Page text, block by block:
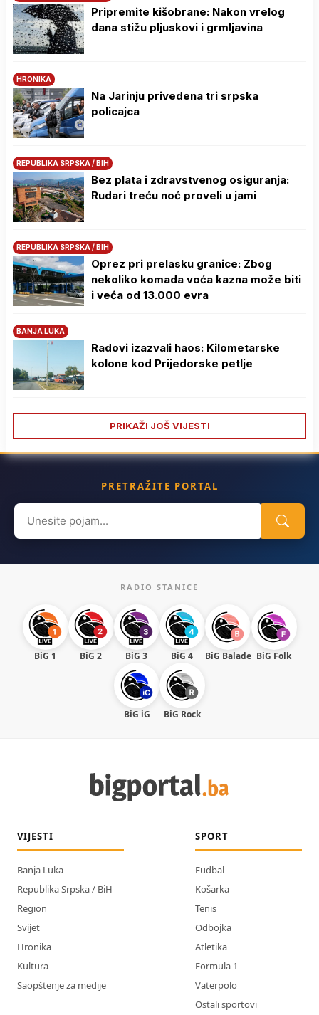
Pripremite kišobrane: Nakon vrelog
dana stižu pljuskovi i grmljavina
HRONIKA
Na Јarinju privedena tri srpska
policajca
REPUBLIKA SRPSKA / BIH
Bez plata i zdravstvenog osiguranja:
Rudari treću noć proveli u jami
REPUBLIKA SRPSKA / BIH
Oprez pri prelasku granice: Zbog
nekoliko komada voća kazna može biti
i veća od 13.000 evra
BANJA LUKA
Radovi izazvali haos: Kilometarske
kolone kod Prijedorske petlje
PRIKAŽI JOŠ VIJESTI
PRETRAŽITE PORTAL
Search
for:
RADIO STANICE
BiG 1 BiG 2 BiG 3 BiG 4 BiG Balade BiG Folk
BiG iG BiG Rock
VIJESTI
Banja Luka
Republika Srpska / BiH
Region
Svijet
Hronika
Kultura
Saopštenje za medije
SPORT
Fudbal
Košarka
Tenis
Odbojka
Atletika
Formula 1
Vaterpolo
Ostali sportovi